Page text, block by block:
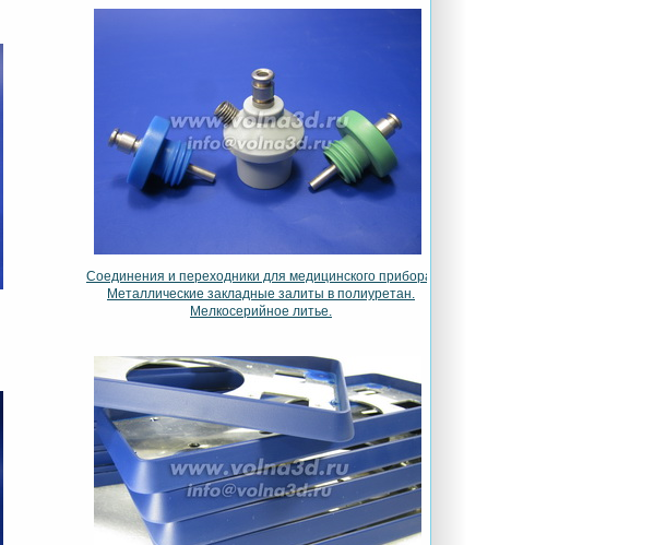
Соединения и переходники для медицинского прибора.
Металлические закладные залиты в полиуретан.
Мелкосерийное литье.